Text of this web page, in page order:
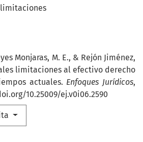
limitaciones
Monjaras, M. E., & Rejón Jiménez,
limitaciones al efectivo derecho
actuales. Enfoques Jurídicos,
10.25009/ej.v0i06.2590